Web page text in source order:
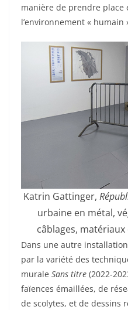
manière de prendre place
l’environnement « humain
Katrin Gattinger,
urbaine en métal,
câblages, matériaux
Dans une autre
par la variété des
murale Sans titre (2022-
faïences émaillées, de
de scolytes, et de dessins